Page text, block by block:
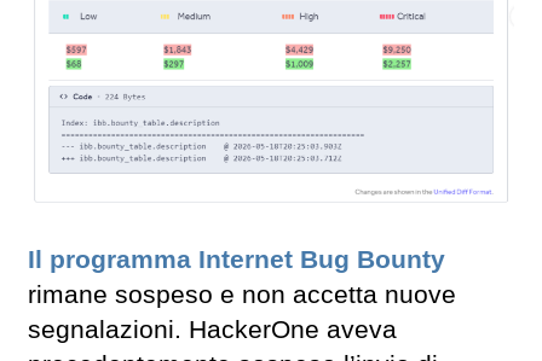
Il programma Internet Bug Bounty
rimane sospeso e non accetta nuove
segnalazioni. HackerOne aveva